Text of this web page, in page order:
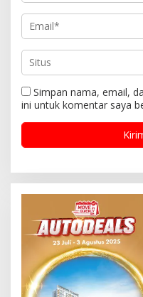
Simpan nama, email,
ini untuk komentar saya